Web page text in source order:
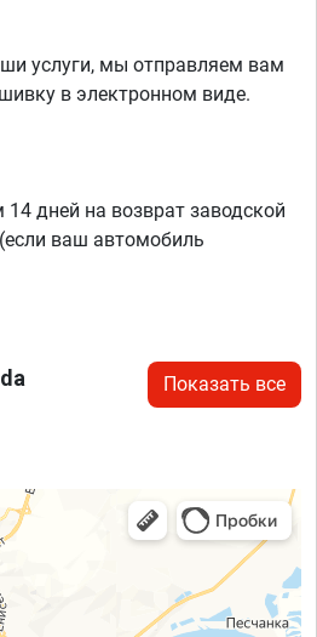
услуги, мы отправляем вам
в электронном виде.
дней на возврат заводской
ваш автомобиль
Показать все